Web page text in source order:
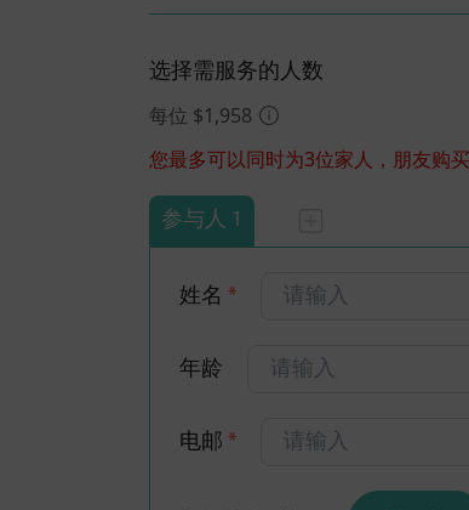
选择需服务的人数
每位 $1,958
您最多可以同时为3位家人，朋友购
参与人 1
姓名*
年龄
电邮*